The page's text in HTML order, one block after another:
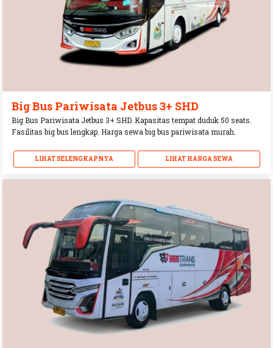
Big Bus Pariwisata Jetbus 3+ SHD
Big Bus Pariwisata Jetbus 3+ SHD. Kapasitas tempat duduk 50 seats.
Fasilitas big bus lengkap. Harga sewa big bus pariwisata murah.
LIHAT SELENGKAPNYA LIHAT HARGA SEWA